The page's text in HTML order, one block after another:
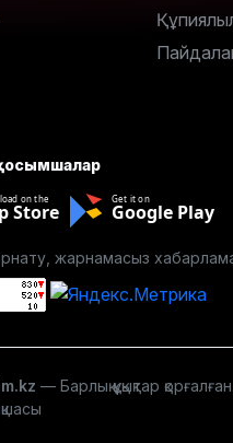
on the
Store
Get it on
Google Play
жарнамасыз
— Барлық құқықтар қорғалған.